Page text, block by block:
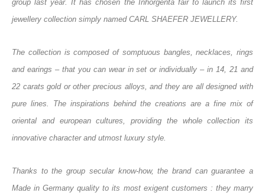
group last year. It has chosen the Inhorgenta fair to launch its first
jewellery collection simply named CARL SHAEFER JEWELLERY.
The collection is composed of somptuous bangles, necklaces, rings
and earings – that you can wear in set or individually – in 14, 21 and
22 carats gold or other precious alloys, and they are all designed with
pure lines. The inspirations behind the creations are a fine mix of
oriental and european cultures, providing the whole collection its
innovative character and utmost luxury style.
Thanks to the group secular know-how, the brand can guarantee a
Made in Germany quality to its most exigent customers : they marry